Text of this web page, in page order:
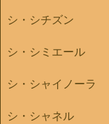
シ・シチズン
シ・シミエール
シ・シャイノーラ
シ・シャネル